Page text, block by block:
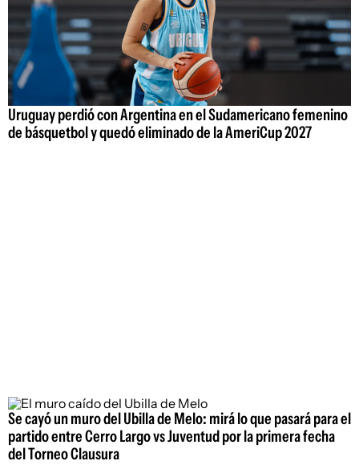
Uruguay perdió con Argentina en el Sudamericano femenino
de básquetbol y quedó eliminado de la AmeriCup 2027
Se cayó un muro del Ubilla de Melo: mirá lo que pasará para el
partido entre Cerro Largo vs Juventud por la primera fecha
del Torneo Clausura